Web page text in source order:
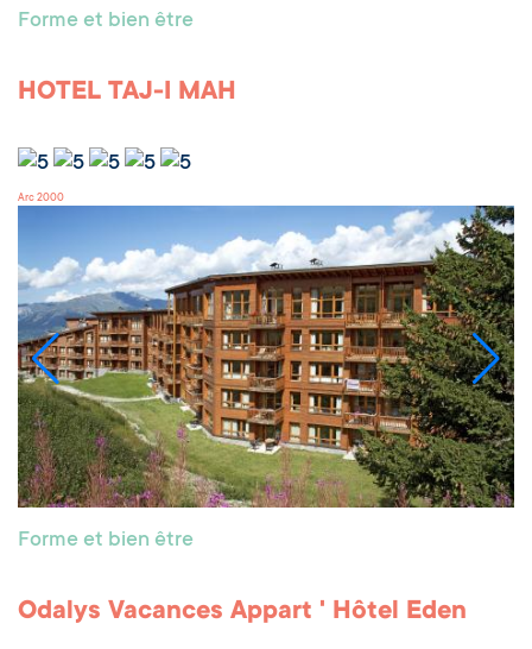
Forme et bien être
HOTEL TAJ-I MAH
Arc 2000
Forme et bien être
Odalys Vacances Appart ' Hôtel Eden